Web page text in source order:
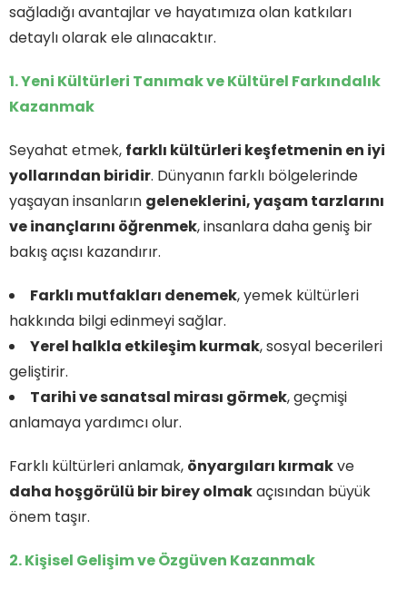
sağladığı avantajlar ve hayatımıza olan katkıları
detaylı olarak ele alınacaktır.
1. Yeni Kültürleri Tanımak ve Kültürel Farkındalık
Kazanmak
Seyahat etmek, farklı kültürleri keşfetmenin en iyi
yollarından biridir. Dünyanın farklı bölgelerinde
yaşayan insanların geleneklerini, yaşam tarzlarını
ve inançlarını öğrenmek, insanlara daha geniş bir
bakış açısı kazandırır.
Farklı mutfakları denemek, yemek kültürleri
hakkında bilgi edinmeyi sağlar.
Yerel halkla etkileşim kurmak, sosyal becerileri
geliştirir.
Tarihi ve sanatsal mirası görmek, geçmişi
anlamaya yardımcı olur.
Farklı kültürleri anlamak, önyargıları kırmakve
daha hoşgörülü bir birey olmakaçısından büyük
önem taşır.
2. Kişisel Gelişim ve Özgüven Kazanmak